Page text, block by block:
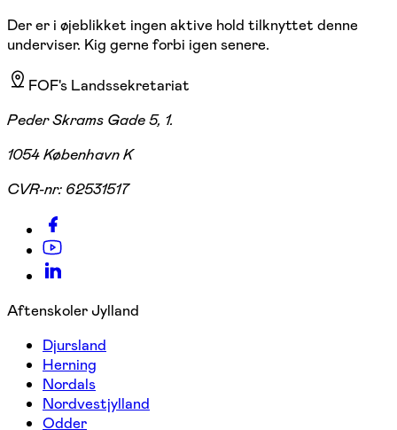
Der er i øjeblikket ingen aktive hold tilknyttet denne
underviser. Kig gerne forbi igen senere.
FOF's Landssekretariat
Peder Skrams Gade 5, 1.
1054 København K
CVR-nr: 62531517
Aftenskoler Jylland
Djursland
Herning
Nordals
Nordvestjylland
Odder